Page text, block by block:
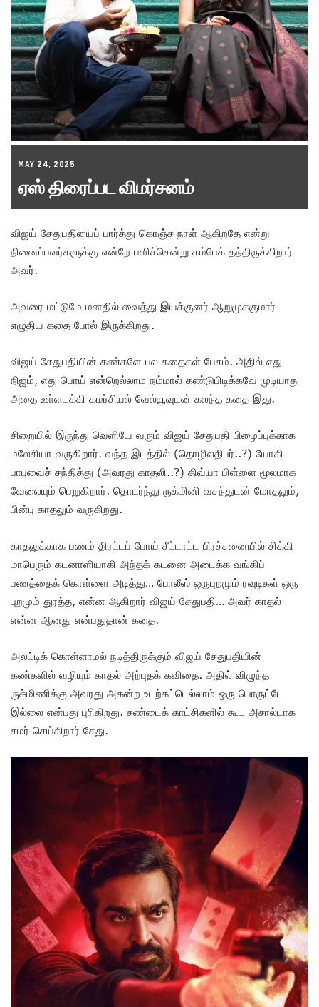
MAY 24, 2025
ஏஸ் திரைப்பட விமர்சனம்
விஜய் சேதுபதியைப் பார்த்து கொஞ்ச நாள் ஆகிறதே என்று
நினைப்பவர்களுக்கு என்றே பளிச்சென்று கம்பேக் தந்திருக்கிறார்
அவர்.
அவரை மட்டுமே மனதில் வைத்து இயக்குனர் ஆறுமுககுமார்
எழுதிய கதை போல் இருக்கிறது.
விஜய் சேதுபதியின் கண்களே பல கதைகள் பேசும். அதில் எது
நிஜம், எது பொய் என்றெல்லாம நம்மால் கண்டுபிடிக்கவே முடியாது
அதை உள்ளடக்கி கமர்சியல் வேல்யூவுடன் கலந்த கதை இது.
சிறையில் இருந்து வெளியே வரும் விஜய் சேதுபதி பிழைப்புக்காக
மலேசியா வருகிறார். வந்த இடத்தில் (தொழிலதிபர்..?) யோகி
பாபுவைச் சந்தித்து (அவரது காதலி..?) திவ்யா பிள்ளை மூலமாக
வேலையும் பெறுகிறார். தொடர்ந்து ருக்மினி வசந்துடன் மோதலும்,
பின்பு காதலும் வருகிறது.
காதலுக்காக பணம் திரட்டப் போய் சீட்டாட்ட பிரச்சனையில் சிக்கி
மாபெரும் கடனாளியாகி அந்தக் கடனை அடைக்க வங்கிப்
பணத்தைக் கொள்ளை அடித்து… போலீஸ் ஒருபுறமும் ரவுடிகள் ஒரு
புறமும் துரத்த, என்ன ஆகிறார் விஜய் சேதுபதி… அவர் காதல்
என்ன ஆனது என்பதுதான் கதை.
அலட்டிக் கொள்ளாமல் நடித்திருக்கும் விஜய் சேதுபதியின்
கண்களில் வழியும் காதல் அற்புதக் கவிதை. அதில் விழுந்த
ருக்மிணிக்கு அவரது அகன்ற உடற்கட்டெல்லாம் ஒரு பொருட்டே
இல்லை என்பது புரிகிறது. சண்டைக் காட்சிகளில் கூட அசால்டாக
சமர் செய்கிறார் சேது.